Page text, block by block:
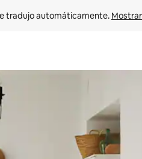
tradujo automáticamente.